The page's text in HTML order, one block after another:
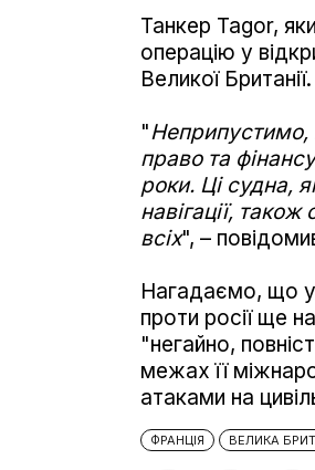
Танкер Tagor,
операцію у
Великої Британії.
"Неприпустимо,
право та
роки. Ці судна,
навігації,
всіх", –
Нагадаємо, що
проти росії ще
"негайно,
межах її
атаками на
ФРАНЦІЯ ВЕЛИКА